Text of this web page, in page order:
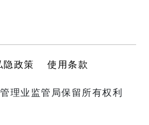
隐政策 使用条款
理业监管局保留所有权利